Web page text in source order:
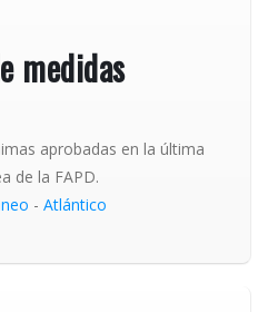
medidas
aprobadas en la última
de la FAPD.
- Atlántico